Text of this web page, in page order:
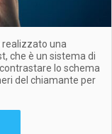
realizzato una
che è un sistema di
lo schema
del chiamante per